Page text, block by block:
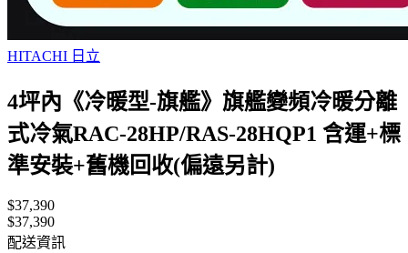
HITACHI 日立
4坪內《冷暖型-旗艦》旗艦變頻冷暖分離
式冷氣RAC-28HP/RAS-28HQP1 含運+標
準安裝+舊機回收(偏遠另計)
$37,390
$37,390
配送資訊